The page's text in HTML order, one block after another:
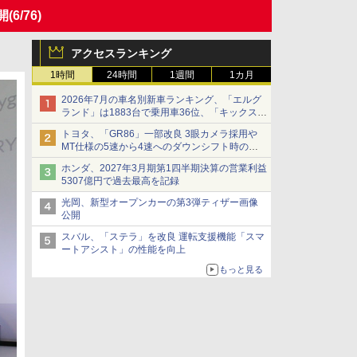
(6/76)
アクセスランキング
1時間 24時間 1週間 1カ月
2026年7月の車名別新車ランキング、「エルグ
ランド」は1883台で乗用車36位、「キックス」
は2591台で27位に
トヨタ、「GR86」一部改良 3眼カメラ採用や
MT仕様の5速から4速へのダウンシフト時の操
作性向上など
ホンダ、2027年3月期第1四半期決算の営業利益
5307億円で過去最高を記録
光岡、新型オープンカーの第3弾ティザー画像
公開
スバル、「ステラ」を改良 運転支援機能「スマ
ートアシスト」の性能を向上
もっと見る